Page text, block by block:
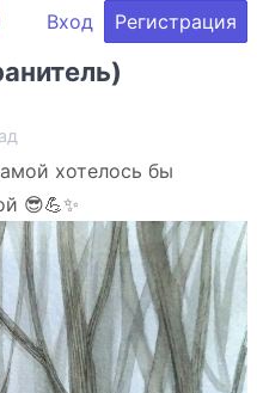
Вход Регистрация
хотелось бы
😎💪✨